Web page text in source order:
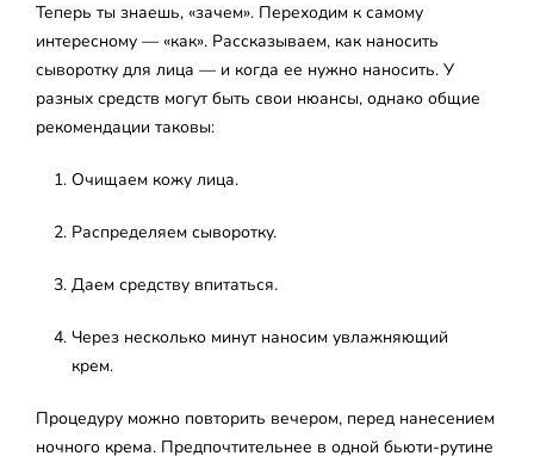
Теперь ты знаешь, «зачем». Переходим к самому
интересному — «как». Рассказываем, как наносить
сыворотку для лица — и когда ее нужно наносить. У
разных средств могут быть свои нюансы, однако общие
рекомендации таковы:
Очищаем кожу лица.
Распределяем сыворотку.
Даем средству впитаться.
Через несколько минут наносим увлажняющий
крем.
Процедуру можно повторить вечером, перед нанесением
ночного крема. Предпочтительнее в одной бьюти-рутине